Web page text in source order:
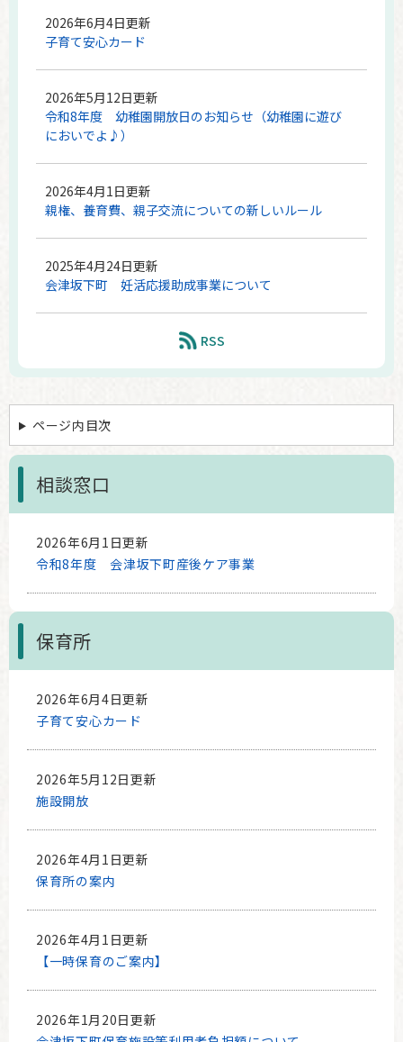
2026年6月4日更新
子育て安心カード
2026年5月12日更新
令和8年度 幼稚園開放日のお知らせ（幼稚園に遊び
においでよ♪）
2026年4月1日更新
親権、養育費、親子交流についての新しいルール
2025年4月24日更新
会津坂下町 妊活応援助成事業について
RSS
ページ内目次
相談窓口
2026年6月1日更新
令和8年度 会津坂下町産後ケア事業
保育所
2026年6月4日更新
子育て安心カード
2026年5月12日更新
施設開放
2026年4月1日更新
保育所の案内
2026年4月1日更新
【一時保育のご案内】
2026年1月20日更新